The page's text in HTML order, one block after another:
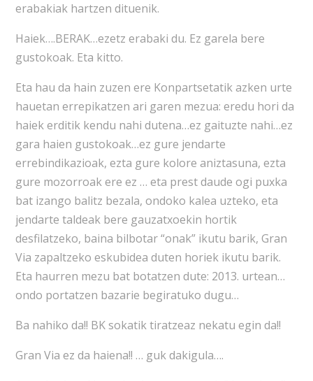
erabakiak hartzen dituenik.
Haiek….BERAK…ezetz erabaki du. Ez garela bere
gustokoak. Eta kitto.
Eta hau da hain zuzen ere Konpartsetatik azken urte
hauetan errepikatzen ari garen mezua: eredu hori da
haiek erditik kendu nahi dutena…ez gaituzte nahi…ez
gara haien gustokoak…ez gure jendarte
errebindikazioak, ezta gure kolore aniztasuna, ezta
gure mozorroak ere ez … eta prest daude ogi puxka
bat izango balitz bezala, ondoko kalea uzteko, eta
jendarte taldeak bere gauzatxoekin hortik
desfilatzeko, baina bilbotar “onak” ikutu barik, Gran
Via zapaltzeko eskubidea duten horiek ikutu barik.
Eta haurren mezu bat botatzen dute: 2013. urtean…
ondo portatzen bazarie begiratuko dugu…
Ba nahiko da!! BK sokatik tiratzeaz nekatu egin da!!
Gran Via ez da haiena!! … guk dakigula….